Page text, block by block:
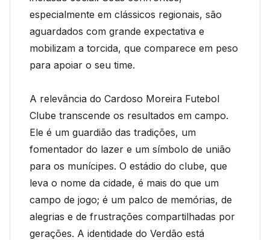
especialmente em clássicos regionais, são
aguardados com grande expectativa e
mobilizam a torcida, que comparece em peso
para apoiar o seu time.
A relevância do Cardoso Moreira Futebol
Clube transcende os resultados em campo.
Ele é um guardião das tradições, um
fomentador do lazer e um símbolo de união
para os munícipes. O estádio do clube, que
leva o nome da cidade, é mais do que um
campo de jogo; é um palco de memórias, de
alegrias e de frustrações compartilhadas por
gerações. A identidade do Verdão está